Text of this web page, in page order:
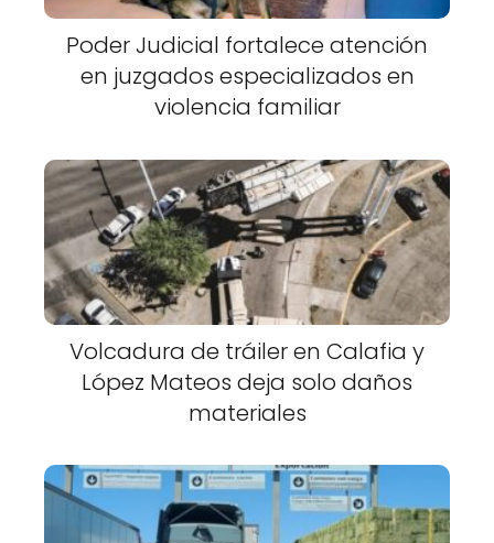
Poder Judicial fortalece atención
en juzgados especializados en
violencia familiar
Volcadura de tráiler en Calafia y
López Mateos deja solo daños
materiales